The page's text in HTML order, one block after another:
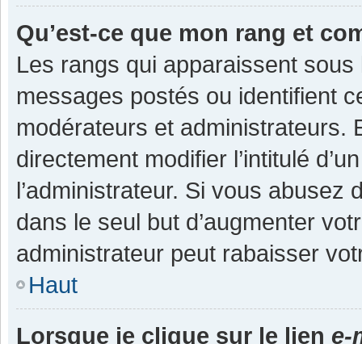
Qu’est-ce que mon rang et
Les rangs qui apparaissent
messages postés ou identifient
modérateurs et administrateurs.
directement modifier l’intitulé
l’administrateur. Si vous
dans le seul but d’augmenter
administrateur peut rabaisser
Haut
Lorsque je clique sur le lien e-